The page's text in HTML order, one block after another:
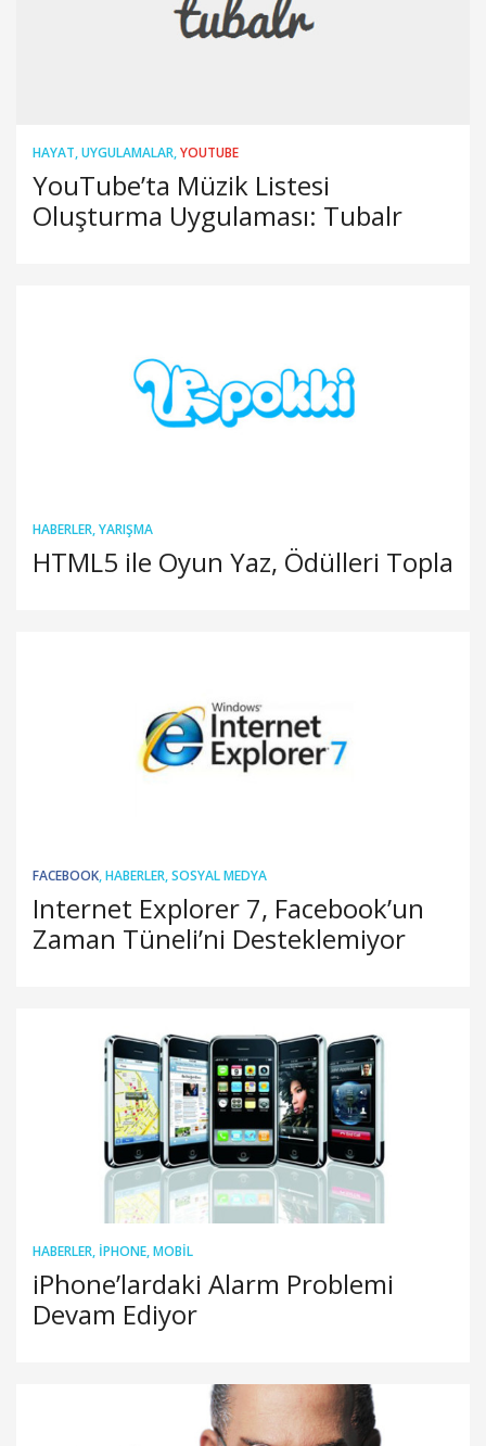
HAYAT,UYGULAMALAR,YOUTUBE
YouTube’ta Müzik Listesi
Oluşturma Uygulaması: Tubalr
HABERLER,YARIŞMA
HTML5 ile Oyun Yaz, Ödülleri Topla
FACEBOOK,HABERLER,SOSYAL MEDYA
Internet Explorer 7, Facebook’un
Zaman Tüneli’ni Desteklemiyor
HABERLER, IPHONE,MOBIL
iPhone’lardaki Alarm Problemi
Devam Ediyor